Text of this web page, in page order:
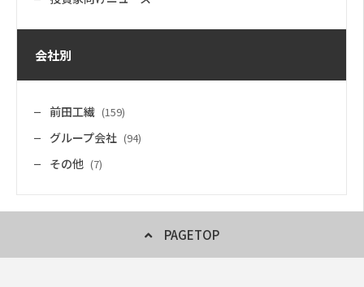
会社別
前田工繊 (159)
グループ会社 (94)
その他 (7)
PAGETOP